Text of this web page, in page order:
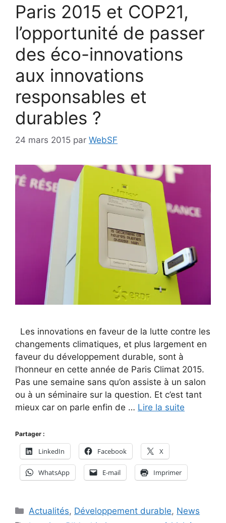
Paris 2015 et COP21,
l’opportunité de passer
des éco-innovations
aux innovations
responsables et
durables ?
24 mars 2015 par WebSF
Les innovations en faveur de la lutte contre les
changements climatiques, et plus largement en
faveur du développement durable, sont à
l’honneur en cette année de Paris Climat 2015.
Pas une semaine sans qu’on assiste à un salon
ou à un séminaire sur la question. Et c’est tant
mieux car on parle enfin de … Lire la suite
Partager :
LinkedIn Facebook X
WhatsApp E-mail Imprimer
Catégories
Actualités, Développement durable, News